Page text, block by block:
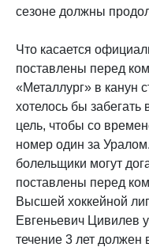
сезоне должны
Что касается
поставлены перед
«Металлург» в канун
хотелось бы забегать
цель, чтобы со
номер один за
болельщики могут
поставлены перед
Высшей хоккейной
Евгеньевич Цивилев
течение 3 лет должен